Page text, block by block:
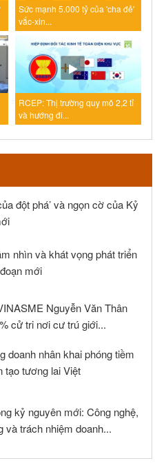
Sức mạnh 5.000 tỷ của 'cha đẻ'
vắc-xin...
RCEP: Thị trường quy mô 2,2 tỉ
và hướng đi...
đột phá’ và ngọn cờ của Kỷ
nhìn và khát vọng phát triển
mới
Nguyễn Văn Thân
cử tri nơi cư trú giới...
doanh nhân khai phóng tiềm
tạo tương lai Việt
kỷ nguyên mới: Công nghệ,
và trách nhiệm doanh...